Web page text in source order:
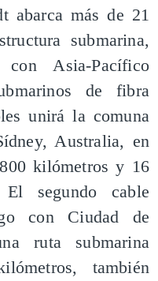
abarca más de 21
submarina,
con Asia-Pacífico
de fibra
unirá la comuna
Australia, en
kilómetros y 16
segundo cable
con Ciudad de
ruta submarina
también